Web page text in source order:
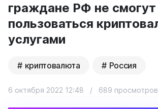
граждане РФ не смогут
пользоваться
услугами
криптовалюта Россия
6 октября 2022 12:48 / 689 просмотров